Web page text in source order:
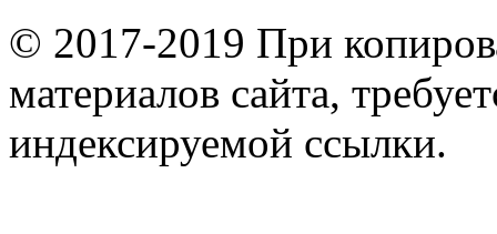
© 2017-2019 При
материалов сайта,
индексируемой ссылки.